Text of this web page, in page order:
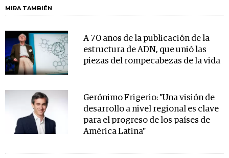
MIRA TAMBIÉN
A 70 años de la publicación de la
estructura de ADN, que unió las
piezas del rompecabezas de la vida
Gerónimo Frigerio: "Una visión de
desarrollo a nivel regional es clave
para el progreso de los países de
América Latina"